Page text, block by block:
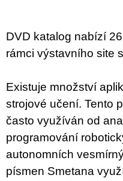
DVD katalog nabízí
rámci výstavního site
Existuje množství
strojové učení. Tento
často využíván od
programování
autonomních
písmen Smetana
u
j
e
VÝVAR
NEJEN
ROMSKÉ
RECEPTY
PRO
SNESITELNĚJŠÍ
KLIMA